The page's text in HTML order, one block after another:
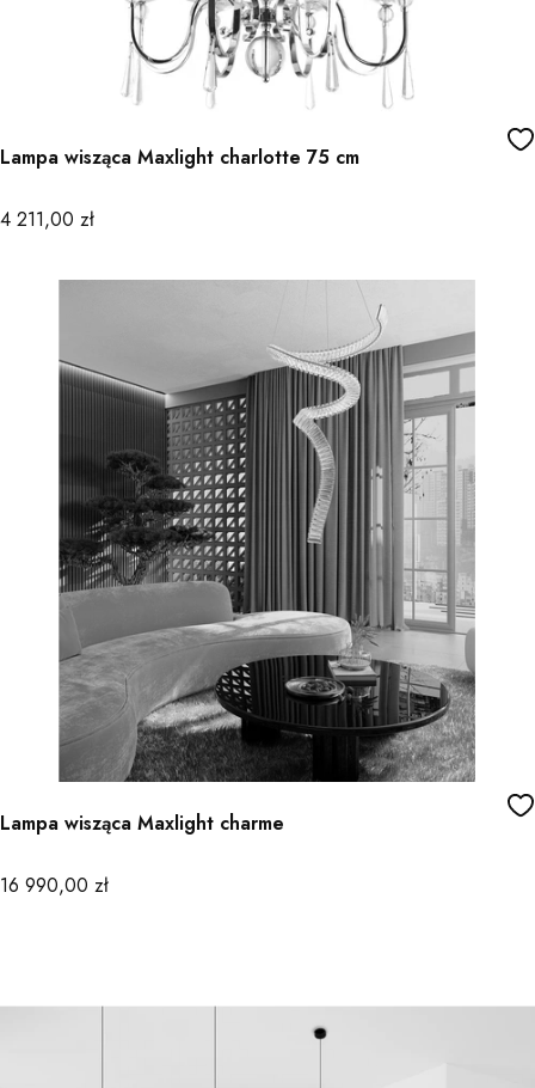
Lampa wisząca Maxlight charlotte 75 cm
Cena
4 211,00 zł
Lampa wisząca Maxlight charme
Cena
16 990,00 zł